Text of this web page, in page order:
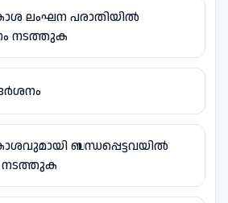
ലംഘന പരാതിയിൽ
നടത്തുക
ബന്ധപ്പെട്ടവയിൽ